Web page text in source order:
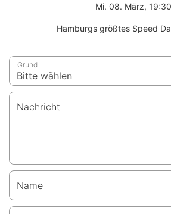
Mi. 08. März, 19:30
Hamburgs größtes Speed
Grund
Nachricht
Name